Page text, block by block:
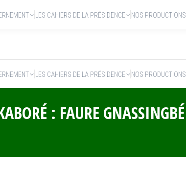
LES CAHIERS DE LA PRÉSIDENCE NOS PRODUCTIONS
: FAURE
LES CAHIERS DE LA PRÉSIDENCE NOS PRODUCTIONS